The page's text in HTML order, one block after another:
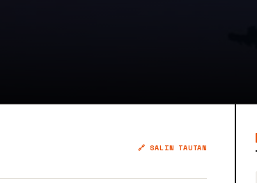
🔗 SALIN TAUTAN